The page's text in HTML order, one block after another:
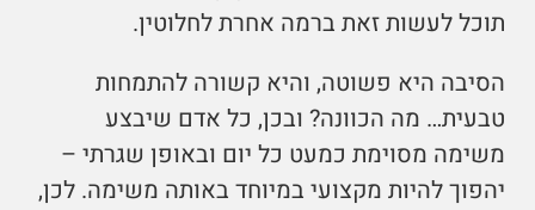
תוכל לעשות זאת ברמה אחרת לחלוטין.
הסיבה היא פשוטה, והיא קשורה להתמחות
טבעית… מה הכוונה? ובכן, כל אדם שיבצע
משימה מסוימת כמעט כל יום ובאופן שגרתי –
יהפוך להיות מקצועי במיוחד באותה משימה. לכן,